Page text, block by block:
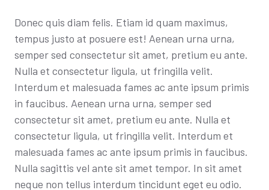
Donec quis diam felis. Etiam id quam maximus,
tempus justo at posuere est! Aenean urna urna,
semper sed consectetur sit amet, pretium eu ante.
Nulla et consectetur ligula, ut fringilla velit.
Interdum et malesuada fames ac ante ipsum primis
in faucibus. Aenean urna urna, semper sed
consectetur sit amet, pretium eu ante. Nulla et
consectetur ligula, ut fringilla velit. Interdum et
malesuada fames ac ante ipsum primis in faucibus.
Nulla sagittis vel ante sit amet tempor. In sit amet
neque non tellus interdum tincidunt eget eu odio.